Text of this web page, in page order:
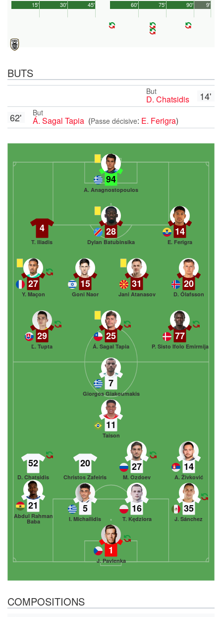
45'
15' 30' 90'
60' 75' 9'
BUTS
14'
But
D. Chatsidis
But
Á. Sagal Tapia (Passe décisive: E. Ferigra)
62'
94
A. Anagnostopoulos
14
E. Ferigra
28
Dylan Batubinsika
4
T. Iliadis
20
D. Ólafsson
31
Jani Atanasov
15
Goni Naor
27
Y. Maçon
77
P. Sisto Ifolo Emirmija
25
Á. Sagal Tapia
29
Ľ. Tupta
1
J. Pavlenka
21
Abdul Rahman
Baba
5
I. Michailidis
16
T. Kędziora
35
J. Sánchez
52
D. Chatsidis
20
Christos Zafeiris
27
M. Ozdoev
14
A. Živković
11
Taison
7
Giorgos Giakoumakis
COMPOSITIONS